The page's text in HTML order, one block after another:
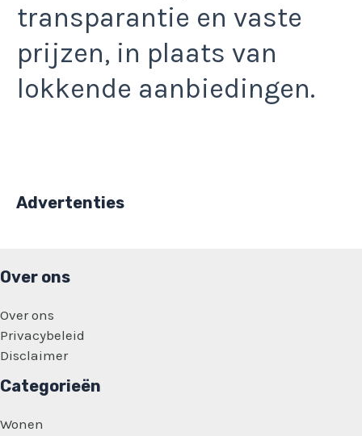
transparantie en vaste
prijzen, in plaats van
lokkende aanbiedingen.
Advertenties
Over ons
Over ons
Privacybeleid
Disclaimer
Categorieën
Wonen